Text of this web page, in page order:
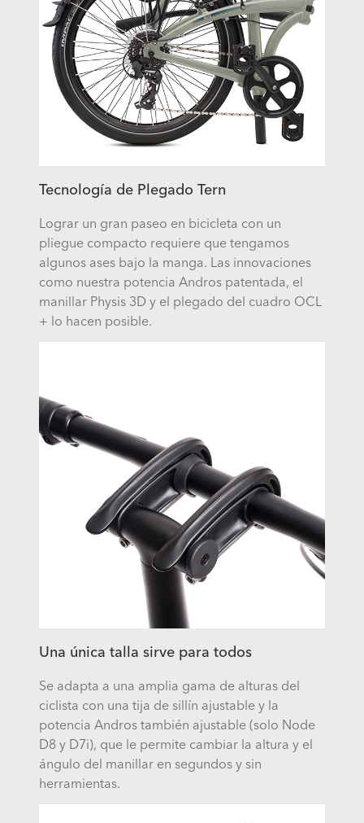
Tecnología de Plegado Tern
Lograr un gran paseo en bicicleta con un
pliegue compacto requiere que tengamos
algunos ases bajo la manga. Las innovaciones
como nuestra potencia Andros patentada, el
manillar Physis 3D y el plegado del cuadro OCL
+ lo hacen posible.
Una única talla sirve para todos
Se adapta a una amplia gama de alturas del
ciclista con una tija de sillín ajustable y la
potencia Andros también ajustable (solo Node
D8 y D7i), que le permite cambiar la altura y el
ángulo del manillar en segundos y sin
herramientas.